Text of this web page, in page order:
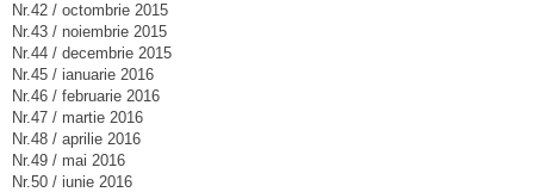
Nr.42 / octombrie 2015
Nr.43 / noiembrie 2015
Nr.44 / decembrie 2015
Nr.45 / ianuarie 2016
Nr.46 / februarie 2016
Nr.47 / martie 2016
Nr.48 / aprilie 2016
Nr.49 / mai 2016
Nr.50 / iunie 2016